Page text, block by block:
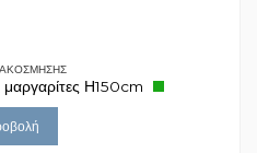
μαργαρίτες Η150cm